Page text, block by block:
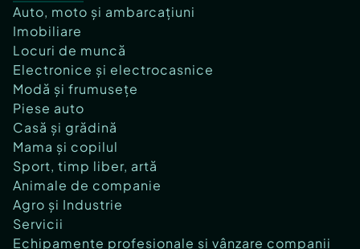
Auto, moto și ambarcațiuni
Imobiliare
Locuri de muncă
Electronice și electrocasnice
Modă și frumusețe
Piese auto
Casă și grădină
Mama și copilul
Sport, timp liber, artă
Animale de companie
Agro și Industrie
Servicii
Echipamente profesionale și vânzare companii